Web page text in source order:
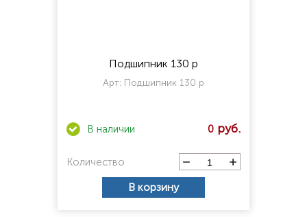
Подшипник 130 р
Арт: Подшипник 130 р
0
Количество
В корзину